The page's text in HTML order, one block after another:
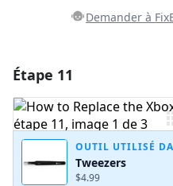
Demander à
Ajouter un
Étape 11
OUTIL UTILISÉ
Tweezers
$4.99